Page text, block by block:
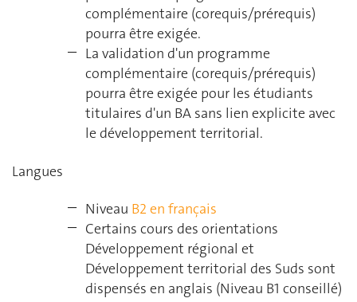
complémentaire (corequis/prérequis)
pourra être exigée.
La validation d'un programme
complémentaire (corequis/prérequis)
pourra être exigée pour les étudiants
titulaires d'un BA sans lien explicite avec
le développement territorial.
Langues
Niveau B2 en français
Certains cours des orientations
Développement régional et
Développement territorial des Suds sont
dispensés en anglais (Niveau B1 conseillé)